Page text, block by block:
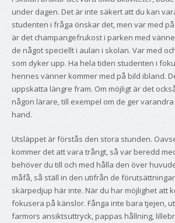
under dagen. Det är inte säkert att du kan
studenten i fråga önskar det, men var med
är det champangefrukost i parken med
de något speciellt i aulan i skolan. Var med
som dyker upp. Ha hela tiden studenten i
hennes vänner kommer med på bild ibland.
uppskatta längre fram. Om möjligt är det
någon lärare, till exempel om de ger
hand.
Utsläppet är förstås den stora stunden.
kommer det att vara trångt, så var beredd
behöver du till och med hålla den över
måfå, så ställ in den utifrån de
skärpedjup här inte. När du har möjlighet att
fokusera på känslor. Fånga inte bara tjejen,
farmors ansiktsuttryck, pappas hållning,